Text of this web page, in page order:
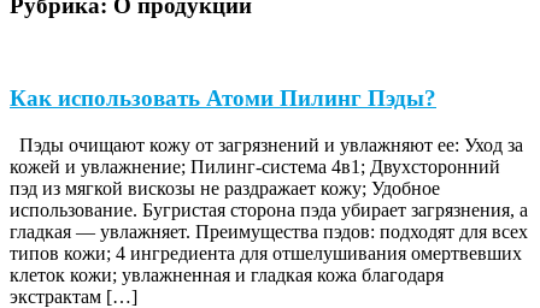
Рубрика: О продукции
Как использовать Атоми Пилинг Пэды?
Пэды очищают кожу от загрязнений и увлажняют ее: Уход за
кожей и увлажнение; Пилинг-система 4в1; Двухсторонний
пэд из мягкой вискозы не раздражает кожу; Удобное
использование. Бугристая сторона пэда убирает загрязнения, а
гладкая — увлажняет. Преимущества пэдов: подходят для всех
типов кожи; 4 ингредиента для отшелушивания омертвевших
клеток кожи; увлажненная и гладкая кожа благодаря
экстрактам […]